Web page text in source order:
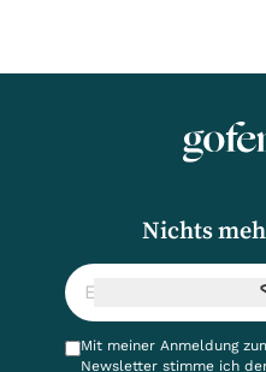
Nichts
Mit meiner Anmeldung
Newsletter stimme ich